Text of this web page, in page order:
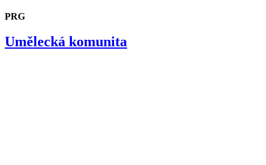
PRG
Umělecká komunita